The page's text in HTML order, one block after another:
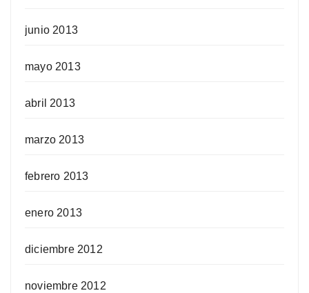
junio 2013
mayo 2013
abril 2013
marzo 2013
febrero 2013
enero 2013
diciembre 2012
noviembre 2012